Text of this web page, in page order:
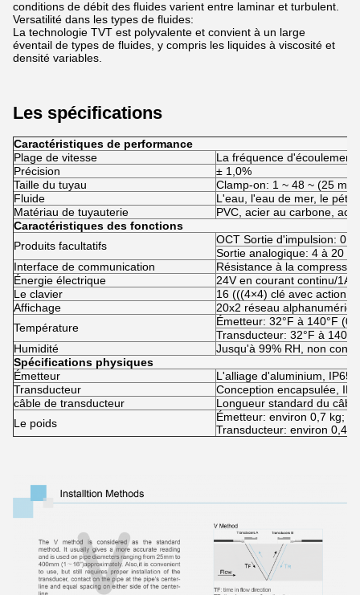
conditions de débit des fluides varient entre laminar et turbulent.
Versatilité dans les types de fluides:
La technologie TVT est polyvalente et convient à un large
éventail de types de fluides, y compris les liquides à viscosité et
densité variables.
Les spécifications
Caractéristiques de performance
Plage de vitesse
La fréquence
Précision
± 1,0%
Taille du tuyau
Clamp-on: 1 ~ 48 ~ (25
Fluide
L'eau, l'eau de mer, le
Matériau de tuyauterie
PVC, acier au carbone,
Caractéristiques des fonctions
Produits facultatifs
OCT Sortie d'impulsion: 0 à
Sortie analogique: 4 à 20
Interface de communication
Résistance à la
Énergie électrique
24V en courant continu/1A
Le clavier
16 (((4×4) clé avec action
Affichage
20x2 réseau
Température
Émetteur: 32°F à 140°F
Transducteur: 32°F à
Humidité
Jusqu'à 99% RH, non
Spécifications physiques
Émetteur
L'alliage d'aluminium, IP65.
Transducteur
Conception encapsulée,
câble de transducteur
Longueur standard du
Le poids
Émetteur: environ 0,7 kg;
Transducteur: environ 0,4